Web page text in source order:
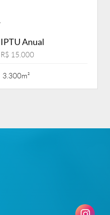
IPTU Anual
R$ 15.000
3.300m²